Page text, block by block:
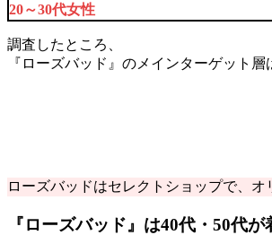
20～30代女性
調査したところ、
『ローズバッド』のメインターゲット層
ローズバッドはセレクトショップで、
『ローズバッド』は40代・50代